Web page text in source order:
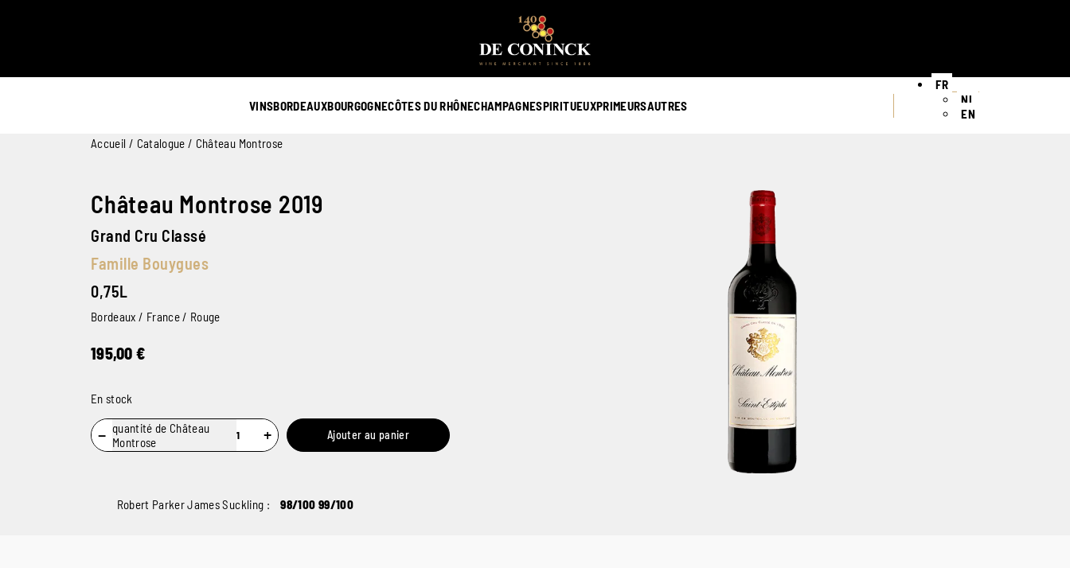
VINSBORDEAUXBOURGOGNECÔTES DU RHÔNECHAMPAGNESPIRITUEUXPRIMEURSAUTRES
FR
NL
EN
Accueil / Catalogue / Château Montrose
Château Montrose 2019
Grand Cru Classé
Famille Bouygues
0,75L
Bordeaux / France / Rouge
195,00 €
En stock
− quantité de Château
Montrose
+ Ajouter au panier
Robert Parker James Suckling : 98/100 99/100